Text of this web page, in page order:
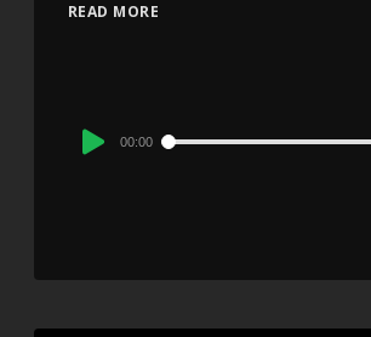
READ MORE
Audio
00:00